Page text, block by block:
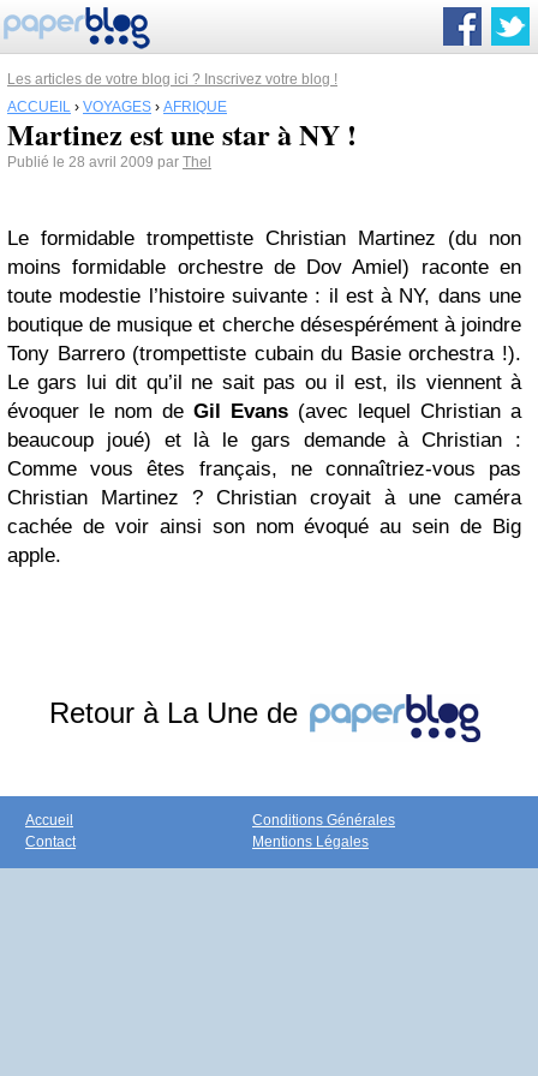
Les articles de votre blog ici ? Inscrivez votre blog !
ACCUEIL › VOYAGES › AFRIQUE
Martinez est une star à NY !
Publié le 28 avril 2009 par Thel
Le formidable trompettiste Christian Martinez (du non
moins formidable orchestre de Dov Amiel) raconte en
toute modestie l’histoire suivante : il est à NY, dans une
boutique de musique et cherche désespérément à joindre
Tony Barrero (trompettiste cubain du Basie orchestra !).
Le gars lui dit qu’il ne sait pas ou il est, ils viennent à
évoquer le nom de Gil Evans (avec lequel Christian a
beaucoup joué) et là le gars demande à Christian :
Comme vous êtes français, ne connaîtriez-vous pas
Christian Martinez ? Christian croyait à une caméra
cachée de voir ainsi son nom évoqué au sein de Big
apple.
Retour à La Une de
Accueil
Contact
Conditions Générales
Mentions Légales